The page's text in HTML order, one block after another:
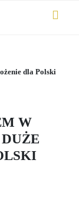
dla Polski
W